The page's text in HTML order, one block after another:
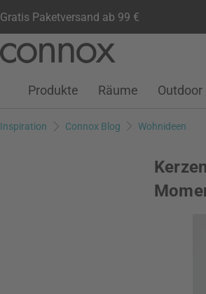
Gratis Paketversand ab 99 €
Seiteninhalt
Suchfeld
Kundenkonto
Wunschliste
Warenkorb
Produkte Räume Outdoor
Inspiration Connox Blog Wohnideen